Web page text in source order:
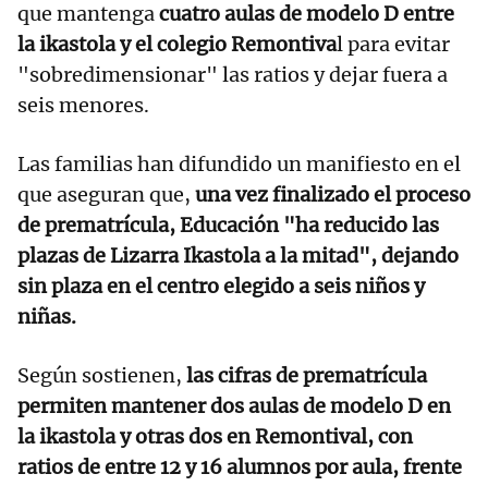
que mantengacuatro aulas de modelo D entre
la ikastola y el colegio Remontival para evitar
"sobredimensionar" las ratios y dejar fuera a
seis menores.
Las familias han difundido un manifiesto en el
que aseguran que, una vez finalizado el proceso
de prematrícula, Educación "ha reducido las
plazas de Lizarra Ikastola a la mitad", dejando
sin plaza en el centro elegido a seis niños y
niñas.
Según sostienen, las cifras de prematrícula
permiten mantener dos aulas de modelo D en
la ikastola y otras dos en Remontival, con
ratios de entre 12 y 16 alumnos por aula, frente